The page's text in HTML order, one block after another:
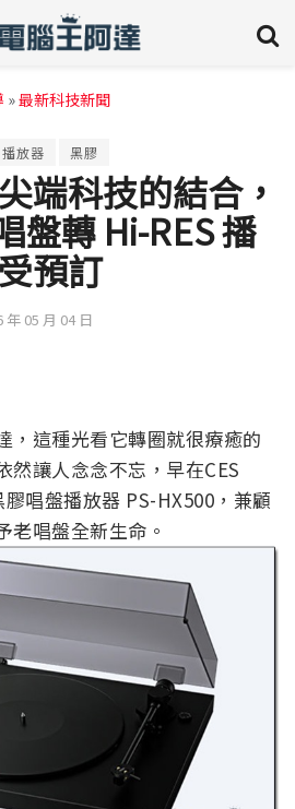
»最新科技新聞
播放器 黑膠
端科技的結合，
盤轉 Hi-RES 播
預訂
年 05 月 04 日
，這種光看它轉圈就很療癒的
然讓人念念不忘，早在CES
唱盤播放器 PS-HX500，兼顧
老唱盤全新生命。